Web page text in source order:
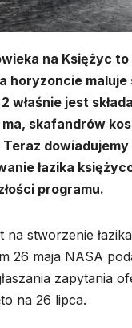
na Księżyc
horyzoncie
właśnie jest
skafandrów
łazika
programu.
stworzenie łazika
26 maja NASA
zapytania
na 26 lipca.